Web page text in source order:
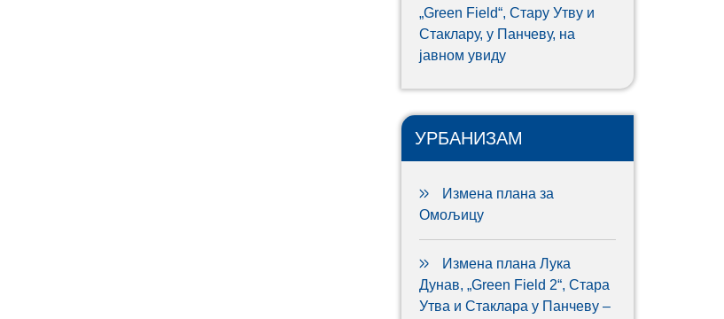
„Green Field“, Стару Утву и
Стаклару, у Панчеву, на
јавном увиду
УРБАНИЗАМ
Измена плана за
Омољицу
Измена плана Лука
Дунав, „Green Field 2“, Стара
Утва и Стаклара у Панчеву –